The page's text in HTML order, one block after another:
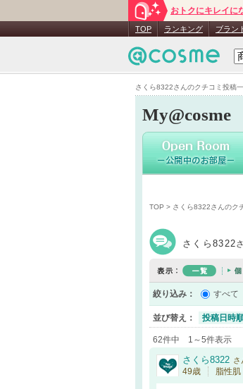
さくら8322さんのクチコミ投稿
おトクにキレイに
TOP ランキング ブラン
My@cosme
さく
TOP > さくら8322さんのク
さくら8322
絞り込み： すべて
並び替え： 投稿日時
62件中 1～5件表示
さくら8322 さ
49歳 脂性肌